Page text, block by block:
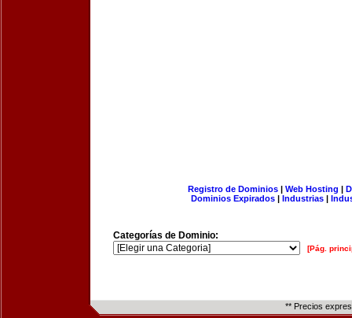
Registro de Dominios| Web Hosting |
Dominios Expirados | Industrias |
Categorías de Dominio:
[Pág.
** Precios